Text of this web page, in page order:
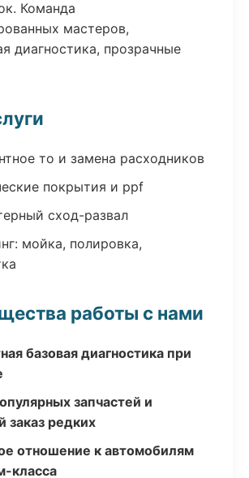
Команда
мастеров,
диагностика, прозрачные
то и замена расходников
покрытия и ppf
сход-развал
мойка, полировка,
работы с нами
базовая диагностика при
запчастей и
заказ редких
отношение к автомобилям
класса